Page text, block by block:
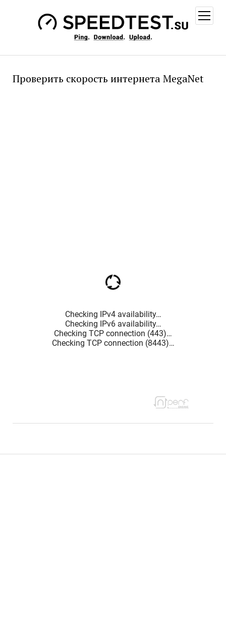
меню
Проверить скорость интернета MegaNet